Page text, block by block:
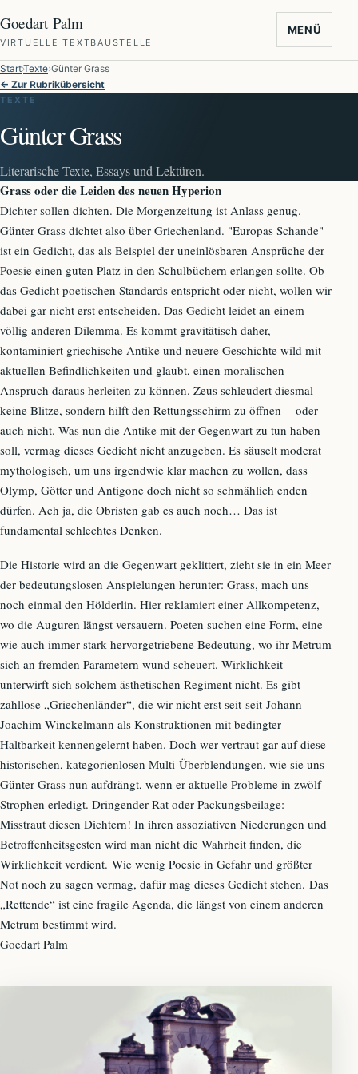
Goedart Palm
VIRTUELLE TEXTBAUSTELLE
MENÜ
StartTexte Günter Grass
← Zur Rubrikübersicht
TEXTE
Günter Grass
Literarische Texte, Essays und Lektüren.
Grass oder die Leiden des neuen Hyperion
Dichter sollen dichten. Die Morgenzeitung ist Anlass genug.
Günter Grass dichtet also über Griechenland. "Europas Schande"
ist ein Gedicht, das als Beispiel der uneinlösbaren Ansprüche der
Poesie einen guten Platz in den Schulbüchern erlangen sollte. Ob
das Gedicht poetischen Standards entspricht oder nicht, wollen wir
dabei gar nicht erst entscheiden. Das Gedicht leidet an einem
völlig anderen Dilemma. Es kommt gravitätisch daher,
kontaminiert griechische Antike und neuere Geschichte wild mit
aktuellen Befindlichkeiten und glaubt, einen moralischen
Anspruch daraus herleiten zu können. Zeus schleudert diesmal
keine Blitze, sondern hilft den Rettungsschirm zu öffnen - oder
auch nicht. Was nun die Antike mit der Gegenwart zu tun haben
soll, vermag dieses Gedicht nicht anzugeben. Es säuselt moderat
mythologisch, um uns irgendwie klar machen zu wollen, dass
Olymp, Götter und Antigone doch nicht so schmählich enden
dürfen. Ach ja, die Obristen gab es auch noch… Das ist
fundamental schlechtes Denken.
Die Historie wird an die Gegenwart geklittert, zieht sie in ein Meer
der bedeutungslosen Anspielungen herunter: Grass, mach uns
noch einmal den Hölderlin. Hier reklamiert einer Allkompetenz,
wo die Auguren längst versauern. Poeten suchen eine Form, eine
wie auch immer stark hervorgetriebene Bedeutung, wo ihr Metrum
sich an fremden Parametern wund scheuert. Wirklichkeit
unterwirft sich solchem ästhetischen Regiment nicht. Es gibt
zahllose „Griechenländer“, die wir nicht erst seit seit Johann
Joachim Winckelmann als Konstruktionen mit bedingter
Haltbarkeit kennengelernt haben. Doch wer vertraut gar auf diese
historischen, kategorienlosen Multi-Überblendungen, wie sie uns
Günter Grass nun aufdrängt, wenn er aktuelle Probleme in zwölf
Strophen erledigt. Dringender Rat oder Packungsbeilage:
Misstraut diesen Dichtern! In ihren assoziativen Niederungen und
Betroffenheitsgesten wird man nicht die Wahrheit finden, die
Wirklichkeit verdient. Wie wenig Poesie in Gefahr und größter
Not noch zu sagen vermag, dafür mag dieses Gedicht stehen. Das
„Rettende“ ist eine fragile Agenda, die längst von einem anderen
Metrum bestimmt wird.
Goedart Palm